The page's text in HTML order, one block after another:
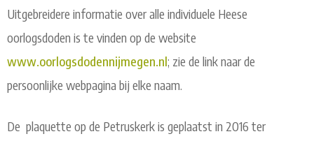
Uitgebreidere informatie over alle individuele Heese
oorlogsdoden is te vinden op de website
www.oorlogsdodennijmegen.nl; zie de link naar de
persoonlijke webpagina bij elke naam.
De plaquette op de Petruskerk is geplaatst in 2016 ter